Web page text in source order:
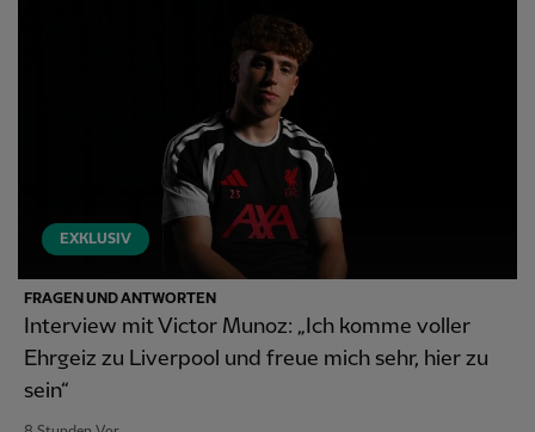
EXKLUSIV
FRAGEN UND ANTWORTEN
Interview mit Victor Munoz: „Ich komme voller
Ehrgeiz zu Liverpool und freue mich sehr, hier zu
sein“